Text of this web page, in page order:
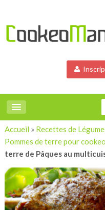
Accueil » Recettes de
Pommes de terre pour cookeo
terre de Pâques au